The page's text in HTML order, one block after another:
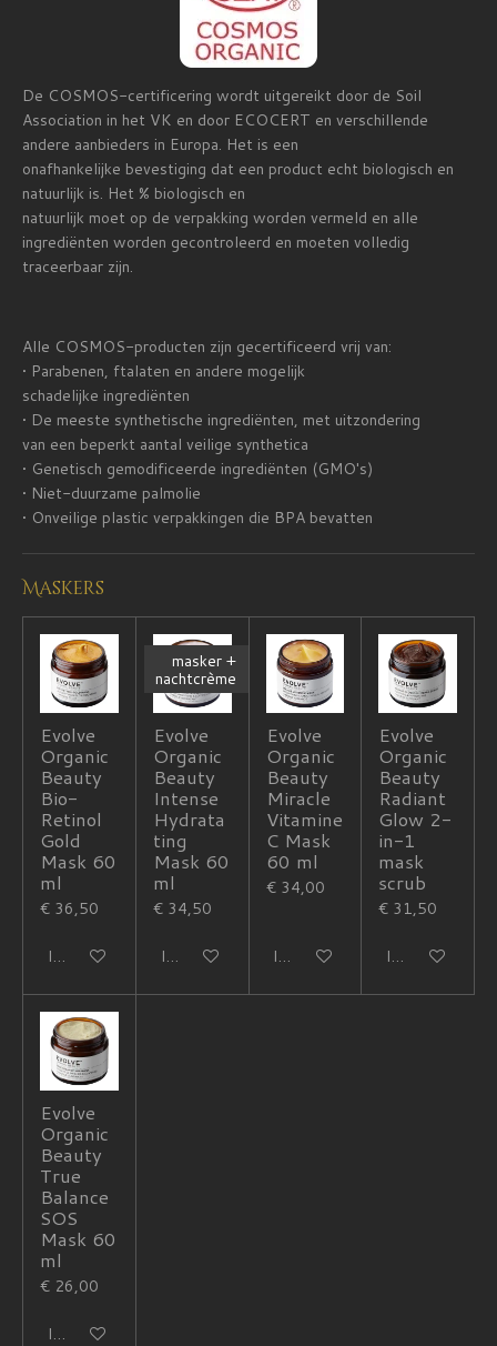
De COSMOS-certificering wordt uitgereikt door de Soil
Association in het VK en door ECOCERT en verschillende
andere aanbieders in Europa. Het is een
onafhankelijke bevestiging dat een product echt biologisch en
natuurlijk is. Het % biologisch en
natuurlijk moet op de verpakking worden vermeld en alle
ingrediënten worden gecontroleerd en moeten volledig
traceerbaar zijn.
Alle COSMOS-producten zijn gecertificeerd vrij van:
• Parabenen, ftalaten en andere mogelijk
schadelijke ingrediënten
• De meeste synthetische ingrediënten, met uitzondering
van een beperkt aantal veilige synthetica
• Genetisch gemodificeerde ingrediënten (GMO's)
• Niet-duurzame palmolie
• Onveilige plastic verpakkingen die BPA bevatten
Maskers
Evolve
Organic
Beauty
Bio-
Retinol
Gold
Mask 60
ml
€ 36,50
In winkelwagen
masker +
nachtcrème
Evolve
Organic
Beauty
Intense
Hydrata
ting
Mask 60
ml
€ 34,50
In winkelwagen
Evolve
Organic
Beauty
Miracle
Vitamine
C Mask
60 ml
€ 34,00
In winkelwagen
Evolve
Organic
Beauty
Radiant
Glow 2-
in-1
mask
scrub
€ 31,50
In winkelwagen
Evolve
Organic
Beauty
True
Balance
SOS
Mask 60
ml
€ 26,00
In winkelwagen